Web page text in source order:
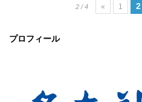
プロフィール
2 / 4 « 1 2